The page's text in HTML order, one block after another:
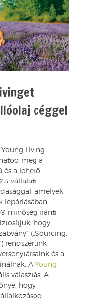
céggel
Living
meg a
és a lehető
vállalati
amelyek
lepárlásában,
minőség iránti
hogy
(„Sourcing,
rendszerünk
és a
A Young
választás. A
hogy